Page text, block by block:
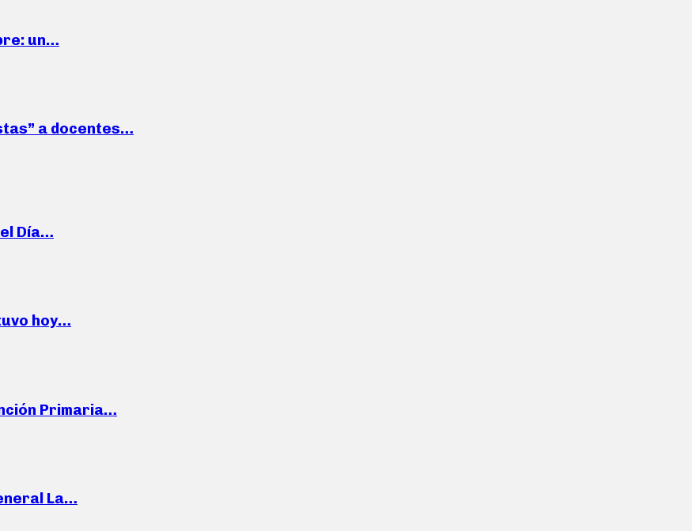
un…
a docentes…
Día…
hoy…
Primaria…
La…